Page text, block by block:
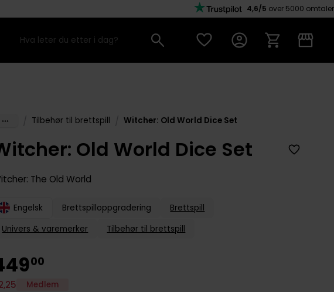
4,6/5 over 5000 omtaler
Tilbehør til brettspill Witcher: Old World Dice Set
Old World Dice Set
The Old World
Engelsk Brettspilloppgradering
Brettspill
Univers & varemerker
Tilbehør til brettspill
00
,25 Medlem